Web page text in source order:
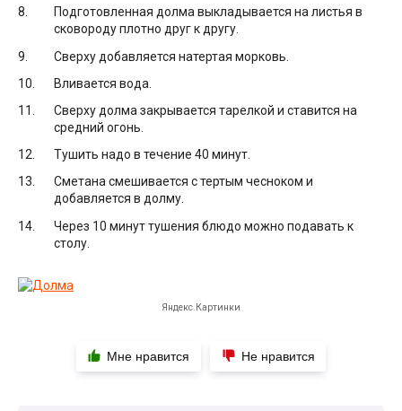
Подготовленная долма выкладывается на листья в
сковороду плотно друг к другу.
Сверху добавляется натертая морковь.
Вливается вода.
Сверху долма закрывается тарелкой и ставится на
средний огонь.
Тушить надо в течение 40 минут.
Сметана смешивается с тертым чесноком и
добавляется в долму.
Через 10 минут тушения блюдо можно подавать к
столу.
Яндекс.Картинки
Мне нравится Не нравится